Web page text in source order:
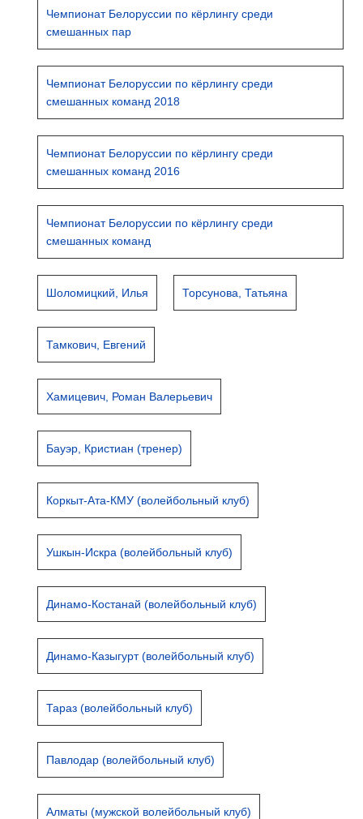
Чемпионат Белоруссии по кёрлингу среди
смешанных пар
Чемпионат Белоруссии по кёрлингу среди
смешанных команд 2018
Чемпионат Белоруссии по кёрлингу среди
смешанных команд 2016
Чемпионат Белоруссии по кёрлингу среди
смешанных команд
Шоломицкий, Илья Торсунова, Татьяна
Тамкович, Евгений
Хамицевич, Роман Валерьевич
Бауэр, Кристиан (тренер)
Коркыт-Ата-КМУ (волейбольный клуб)
Ушкын-Искра (волейбольный клуб)
Динамо-Костанай (волейбольный клуб)
Динамо-Казыгурт (волейбольный клуб)
Тараз (волейбольный клуб)
Павлодар (волейбольный клуб)
Алматы (мужской волейбольный клуб)